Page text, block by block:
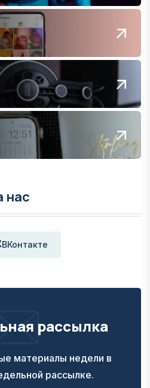
нас
ВКонтакте
рассылка
материалы недели в
рассылке.